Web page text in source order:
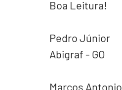
Boa Leitura!
Pedro Júnior
Abigraf - GO
Marcos Antonio